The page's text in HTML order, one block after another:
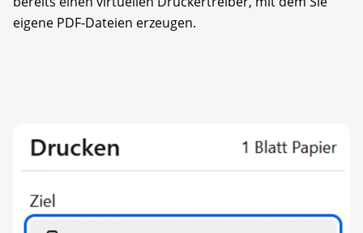
eigene PDF-Dateien erzeugen.